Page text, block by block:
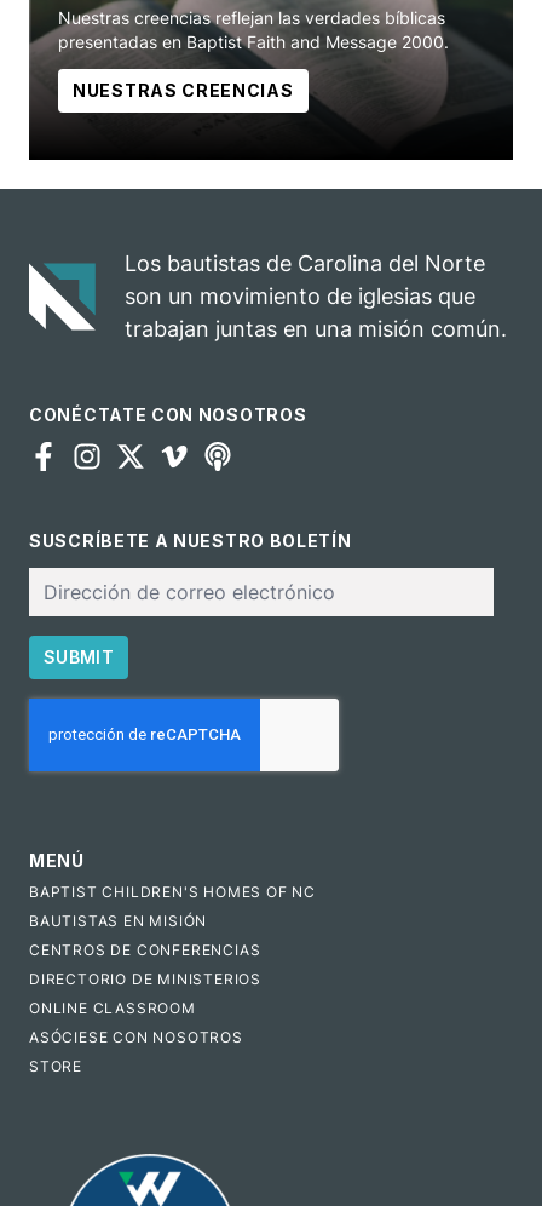
Nuestras creencias reflejan las verdades bíblicas
presentadas en Baptist Faith and Message 2000.
NUESTRAS CREENCIAS
Los bautistas de Carolina del Norte
son un movimiento de iglesias que
trabajan juntas en una misión común.
CONÉCTATE CON NOSOTROS
SUSCRÍBETE A NUESTRO BOLETÍN
electrónico
SUBMIT
MENÚ
BAPTIST CHILDREN'S HOMES OF NC
BAUTISTAS EN MISIÓN
CENTROS DE CONFERENCIAS
DIRECTORIO DE MINISTERIOS
ONLINE CLASSROOM
ASÓCIESE CON NOSOTROS
STORE